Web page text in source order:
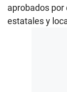
aprobados por
estatales y